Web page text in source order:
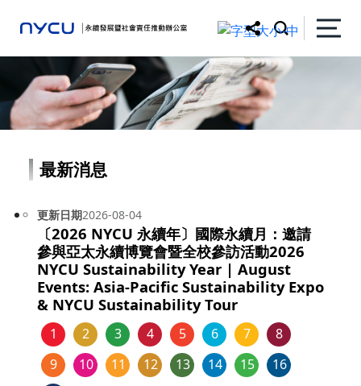
最新消息
更新日期2026-08-04
〔2026 NYCU 永續年〕國際永續月：邀請
參與亞太永續博覽會暨全校參訪活動2026
NYCU Sustainability Year | August
Events: Asia-Pacific Sustainability Expo
& NYCU Sustainability Tour
1 2 3 4 5 6 7
8
9
10 11 12 13 14 15
16